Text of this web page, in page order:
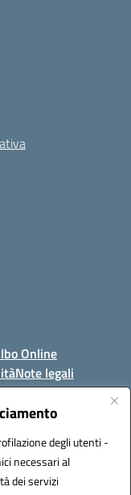
degli utenti -
necessari al
dei servizi
Online
Note legali
(NA)
95170530638